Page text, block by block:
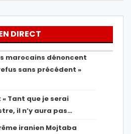
DIRECT
marocains dénoncent
sans précédent »
Tant que je serai
il n’y aura pas…
iranien Mojtaba